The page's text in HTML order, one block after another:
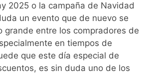
2025 o la campaña de Navidad
un evento que de nuevo se
grande entre los compradores de
en tiempos de
que este día especial de
es sin duda uno de los